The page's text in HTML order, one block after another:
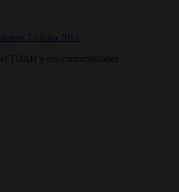
7 - Julio 2013
el TDAH y sus comorbilidades